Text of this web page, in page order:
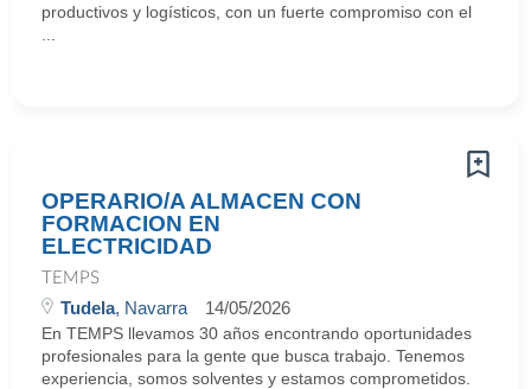
productivos y logísticos, con un fuerte compromiso con el
OPERARIO/A ALMACEN CON
FORMACION EN
ELECTRICIDAD
TEMPS
Tudela, Navarra 14/05/2026
En TEMPS llevamos 30 años encontrando oportunidades
profesionales para la gente que busca trabajo. Tenemos
experiencia, somos solventes y estamos comprometidos.